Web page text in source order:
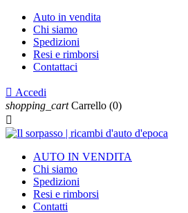
Auto in vendita
Chi siamo
Spedizioni
Resi e rimborsi
Contattaci
 Accedi
shopping_cart Carrello (0)

AUTO IN VENDITA
Chi siamo
Spedizioni
Resi e rimborsi
Contatti